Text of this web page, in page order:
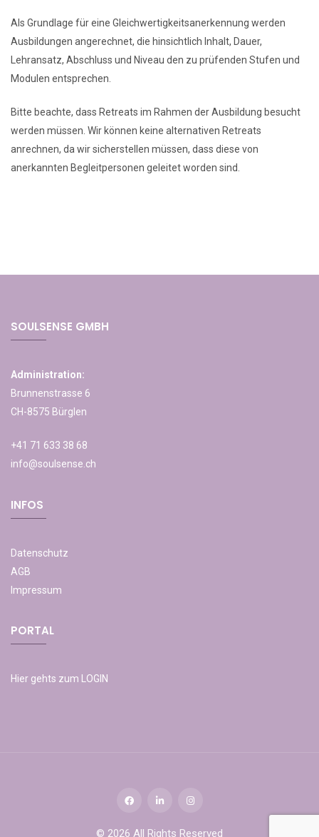
Als Grundlage für eine Gleichwertigkeitsanerkennung werden
Ausbildungen angerechnet, die hinsichtlich Inhalt, Dauer,
Lehransatz, Abschluss und Niveau den zu prüfenden Stufen und
Modulen entsprechen.
Bitte beachte, dass Retreats im Rahmen der Ausbildung besucht
werden müssen. Wir können keine alternativen Retreats
anrechnen, da wir sicherstellen müssen, dass diese von
anerkannten Begleitpersonen geleitet worden sind.
SOULSENSE GMBH
Administration:
Brunnenstrasse 6
CH-8575 Bürglen
+41 71 633 38 68
info@soulsense.ch
INFOS
Datenschutz
AGB
Impressum
PORTAL
Hier gehts zum LOGIN
© 2026 All Rights Reserved